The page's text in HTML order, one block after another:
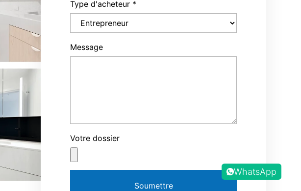
Type d'acheteur *
Message
Votre dossier
Soumettre
WhatsApp